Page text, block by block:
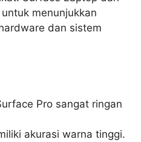
menunjukkan
dan sistem
Pro sangat ringan
akurasi warna tinggi.